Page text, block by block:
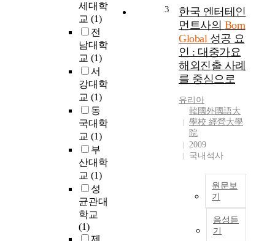
세대학
교 (1)
전
남대학
교 (1)
서
강대학
교 (1)
동
국대학
교 (1)
부
산대학
교 (1)
성
균관대
학교
(1)
3
한국 엔터테인
먼트사의 Born
Global성공 요
인 : 대중가요
해외진출 사례
를 중심으로
유리아
韓國外國語大
學校 經營大學
院
2009
국내석사
원문보
기
음성듣
기